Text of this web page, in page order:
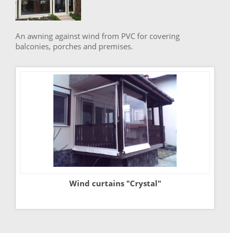
An awning against wind from PVC for covering
balconies, porches and premises.
Wind curtains "Crystal"